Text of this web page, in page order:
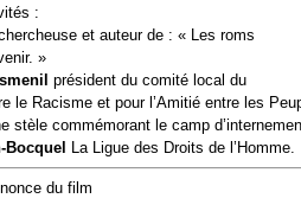
:
et auteur de : « Les roms
»
président du comité local du
le Racisme et pour l’Amitié entre les
stèle commémorant le camp
Bocquel La Ligue des Droits de l’Homme.
du film